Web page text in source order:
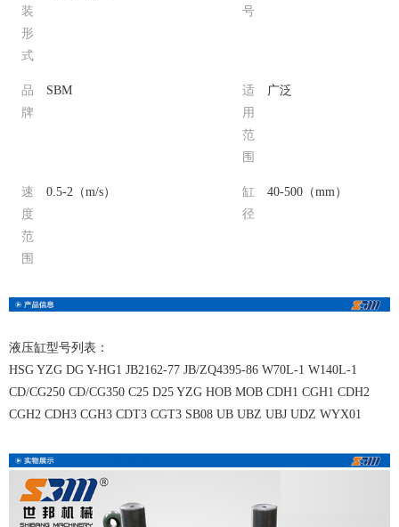
装
形
式
号
品
牌
SBM
适
用
范
围
广泛
速
度
范
围
0.5-2（m/s）
缸
径
40-500（mm）
液压缸型号列表：
HSG YZG DG Y-HG1 JB2162-77 JB/ZQ4395-86 W70L-1 W140L-1
CD/CG250 CD/CG350 C25 D25 YZG HOB MOB CDH1 CGH1 CDH2
CGH2 CDH3 CGH3 CDT3 CGT3 SB08 UB UBZ UBJ UDZ WYX01